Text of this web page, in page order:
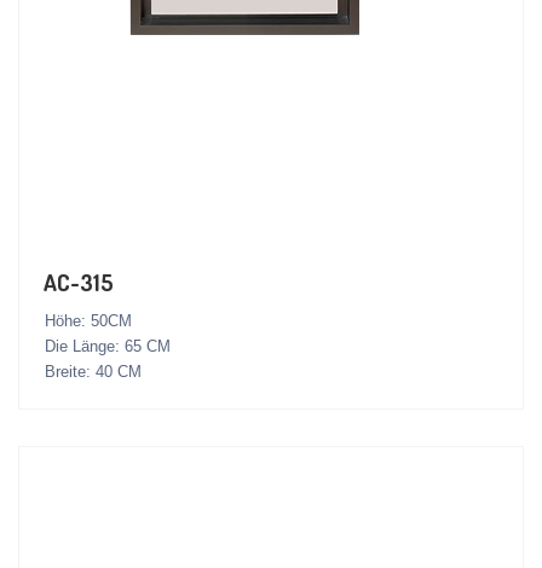
AC-315
Höhe: 50CM
Die Länge: 65 CM
Breite: 40 CM